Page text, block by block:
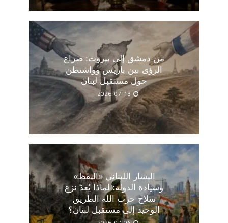
من دمشق إلى بيروت: صراع
الرؤى بين باريس وواشنطن
حول مستقبل لبنان
2026-07-13
اليسار اللبناني «اليقظ»
وسيادة الدولة: لماذا يُعدّ نزع
سلاح حزب الله الطريق
الوحيد إلى مستقبل لبنان؟